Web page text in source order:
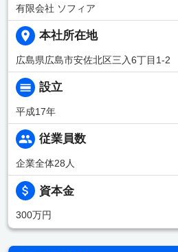
有限会社 ソフィア
本社所在地
広島県広島市安佐北区三入6丁目1-2
設立
平成17年
従業員数
企業全体28人
資本金
300万円